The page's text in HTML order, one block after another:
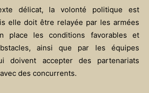
délicat, la volonté politique est
elle doit être relayée par les armées
place les conditions favorables et
ainsi que par les équipes
doivent accepter des partenariats
des concurrents.